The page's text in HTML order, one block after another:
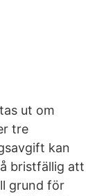
ut om
tre
kan
bristfällig att
grund för